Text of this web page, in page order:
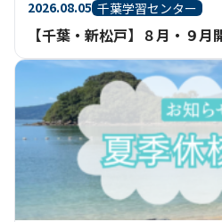
2026.08.05 千葉学習センター